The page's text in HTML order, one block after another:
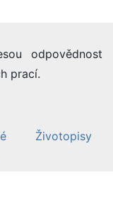
odpovědnost
prací.
Životopisy